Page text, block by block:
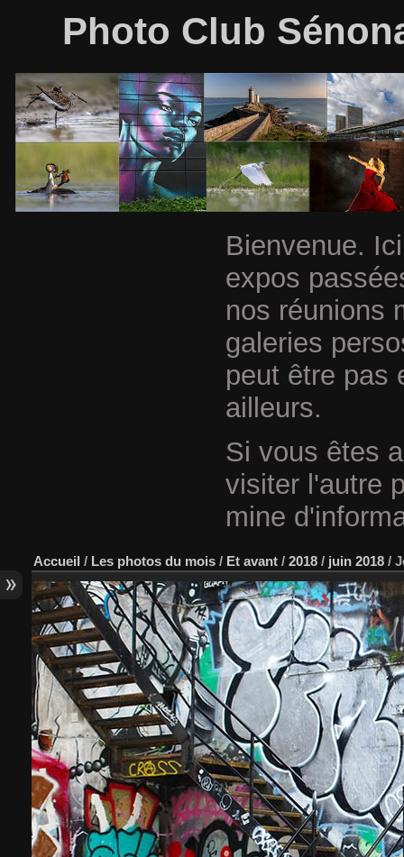
Photo Club
Bienvenue.
expos
nos réunions
galeries
peut être pas
ailleurs.
Si vous êtes
visiter l'autre
mine
Accueil / Les photos du mois / Et avant / 2018 / juin 2018 /